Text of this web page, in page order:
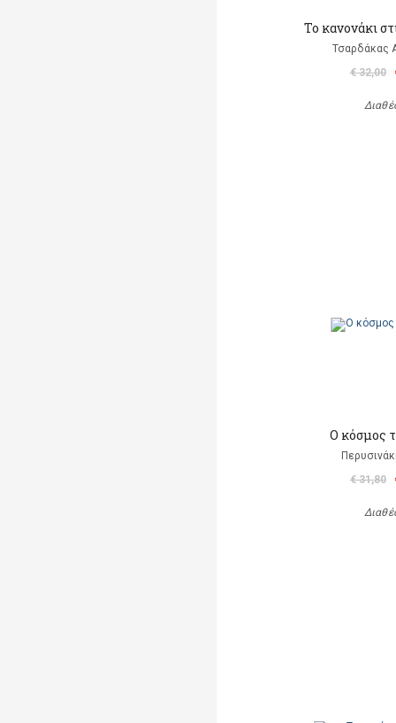
Το κανονάκι
Τσαρδάκας
€ 32,00
Ο κόσμος
€ 31,80